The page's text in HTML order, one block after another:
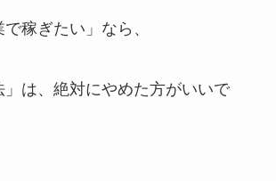
稼ぎたい」なら、
」は、絶対にやめた方がいいで